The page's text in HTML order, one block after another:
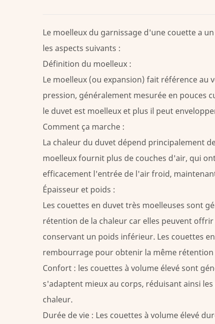
Le moelleux du garnissage d'une couette a
les aspects suivants :
Définition du moelleux :
Le moelleux (ou expansion) fait référence au
pression, généralement mesurée en pouces
le duvet est moelleux et plus il peut
Comment ça marche :
La chaleur du duvet dépend principalement
moelleux fournit plus de couches d'air, qui
efficacement l'entrée de l'air froid,
Épaisseur et poids :
Les couettes en duvet très moelleuses sont
rétention de la chaleur car elles peuvent
conservant un poids inférieur. Les couettes
rembourrage pour obtenir la même
Confort : les couettes à volume élevé sont
s'adaptent mieux au corps, réduisant ainsi
chaleur.
Durée de vie : Les couettes à volume élevé